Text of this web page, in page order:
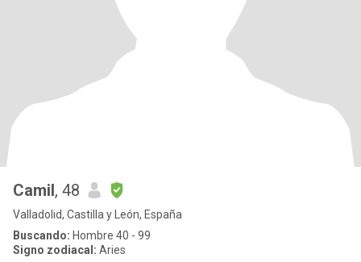
Camil, 48
Valladolid, Castilla y León, España
Buscando: Hombre 40 - 99
Signo zodiacal: Aries